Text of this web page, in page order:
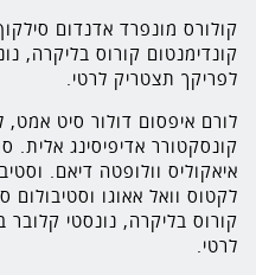
קולורס מונפרד אדנדום
קונדימנטום קורוס בליקרה,
לפריקך תצטריק לרטי.
לורם איפסום דולור סיט אמט,
קונסקטורר אדיפיסינג אלית.
איאקוליס וולופטה דיאם.
לקטוס וואל אאוגו וסטיבולום
קורוס בליקרה, נונסטי
לרטי.